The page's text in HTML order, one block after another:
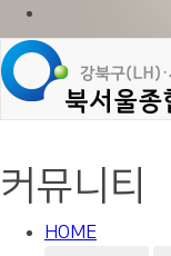
커뮤니티
HOME